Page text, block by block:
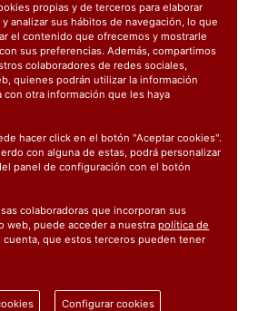
propias y de terceros para elaborar
analizar sus hábitos de navegación, lo que
el contenido que ofrecemos y mostrarle
sus preferencias. Además, compartimos
colaboradores de redes sociales,
quienes podrán utilizar la información
con otra información que les haya
hacer click en el botón "Aceptar cookies".
con alguna de estas, podrá personalizar
panel de configuración con el botón
colaboradoras que incorporan sus
web, puede acceder a nuestrapolítica de
cuenta, que estos terceros pueden tener
Configurar cookies